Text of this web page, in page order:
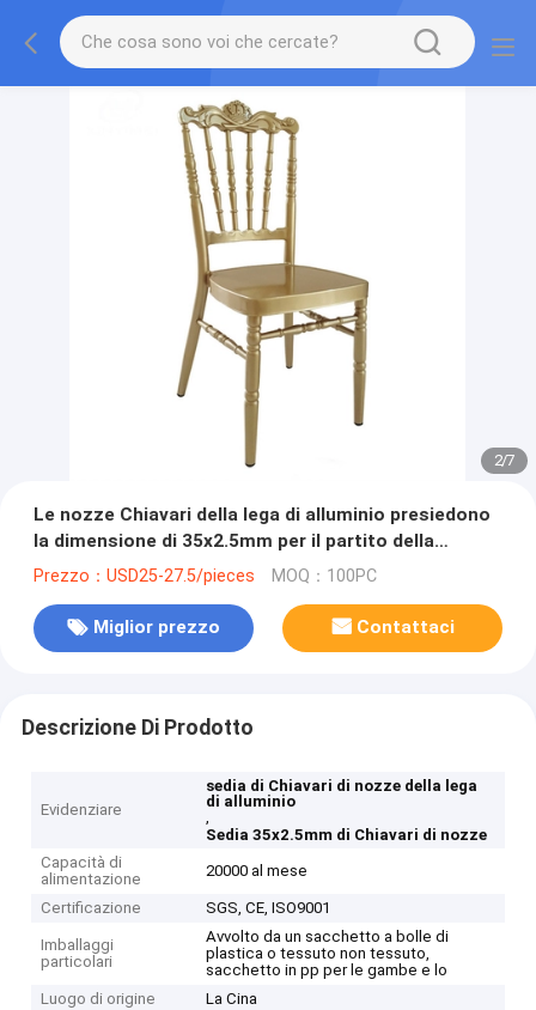
2/7
Le nozze Chiavari della lega di alluminio presiedono
la dimensione di 35x2.5mm per il partito della
società
Prezzo：USD25-27.5/pieces MOQ：100PC
Miglior prezzo Contattaci
Descrizione Di Prodotto
Evidenziare
sedia di Chiavari di nozze della lega
di alluminio
,
Sedia 35x2.5mm di Chiavari di nozze
Capacità di
alimentazione
20000 al mese
Certificazione SGS, CE, ISO9001
Imballaggi
particolari
Avvolto da un sacchetto a bolle di
plastica o tessuto non tessuto,
sacchetto in pp per le gambe e lo
Luogo di origine
La Cina